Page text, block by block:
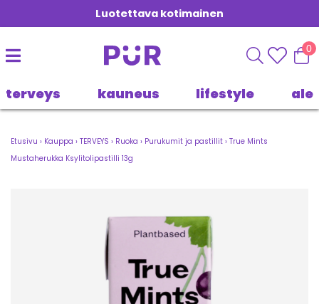
Luotettava kotimainen
0
terveys kauneus lifestyle ale
Etusivu › Kauppa › TERVEYS › Ruoka › Purukumit ja pastillit › True Mints
Mustaherukka Ksylitolipastilli 13g